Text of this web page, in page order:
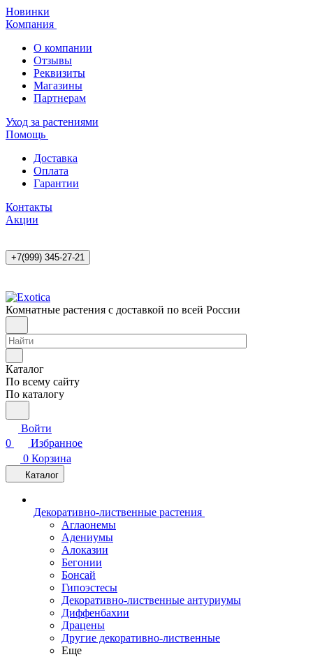
Новинки
Компания
О компании
Отзывы
Реквизиты
Магазины
Партнерам
Уход за растениями
Помощь
Доставка
Оплата
Гарантии
Контакты
Акции
+7(999) 345-27-21
Комнатные растения с доставкой по всей России
Каталог
По всему сайту
По каталогу
Войти
0
Избранное
0 Корзина
Каталог
Декоративно-лиственные растения
Аглаонемы
Адениумы
Алоказии
Бегонии
Бонсай
Гипоэстесы
Декоративно-лиственные антуриумы
Диффенбахии
Драцены
Другие декоративно-лиственные
Еще